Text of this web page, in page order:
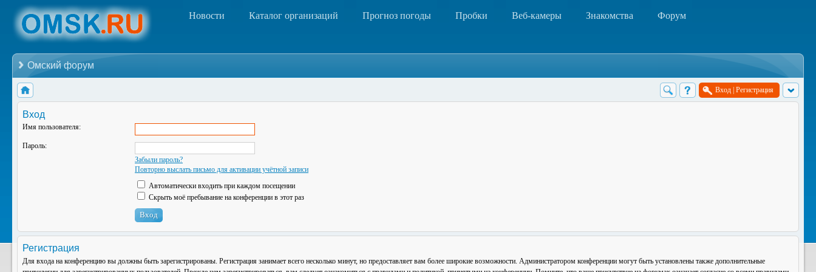
Новости Каталог организаций Прогноз погоды Пробки Веб-камеры Знакомства Форум
Омский форум
Вход Регистрация
Вход
Имя пользователя:
Пароль:
Забыли пароль?
Повторно выслать письмо для активации учётной записи
Автоматически входить при каждом посещении
Скрыть моё пребывание на конференции в этот раз
Регистрация
Для входа на конференцию вы должны быть зарегистрированы. Регистрация занимает всего несколько минут, но предоставляет вам более широкие возможности. Администратором конференции могут быть установлены также дополнительные